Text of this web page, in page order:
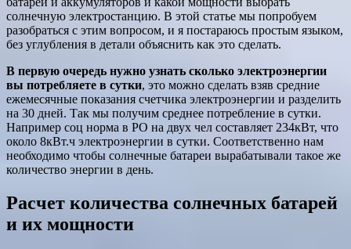
солнечную электростанцию. В этой статье мы попробуем
разобраться с этим вопросом, и я постараюсь простым языком,
без углубления в детали объяснить как это сделать.
В первую очередь нужно узнать сколько электроэнергии
вы потребляете в сутки, это можно сделать взяв средние
ежемесячные показания счетчика электроэнергии и разделить
на 30 дней. Так мы получим среднее потребление в сутки.
Например соц норма в РО на двух чел составляет 234кВт, что
около 8кВт.ч электроэнергии в сутки. Соответственно нам
необходимо чтобы солнечные батареи вырабатывали такое же
количество энергии в день.
Расчет количества солнечных батарей
и их мощности